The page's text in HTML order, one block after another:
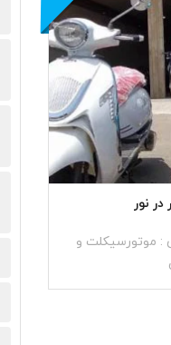
نور
: موتورسیکلت و